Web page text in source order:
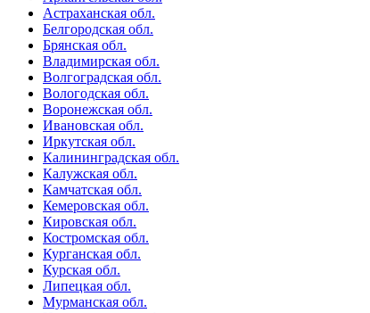
Астраханская обл.
Белгородская обл.
Брянская обл.
Владимирская обл.
Волгоградская обл.
Вологодская обл.
Воронежская обл.
Ивановская обл.
Иркутская обл.
Калининградская обл.
Калужская обл.
Камчатская обл.
Кемеровская обл.
Кировская обл.
Костромская обл.
Курганская обл.
Курская обл.
Липецкая обл.
Мурманская обл.